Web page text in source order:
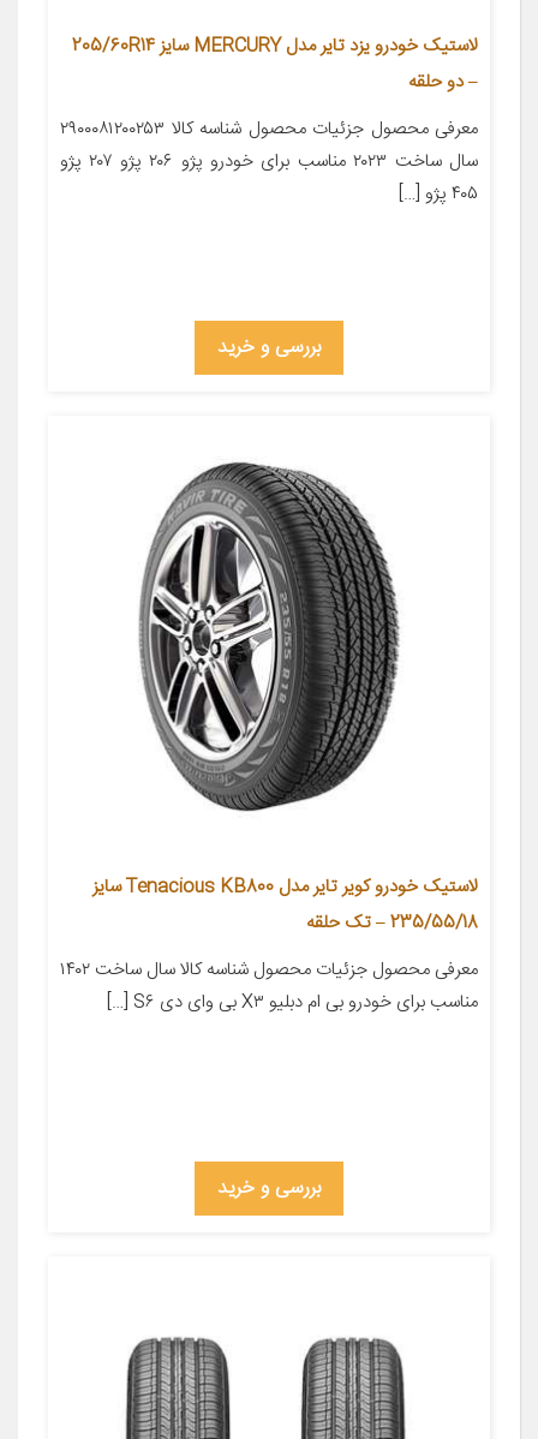
لاستیک خودرو یزد تایر مدل MERCURY سایز 205/60R14
– دو حلقه
معرفی محصول جزئیات محصول شناسه کالا ۲۹۰۰۰۸۱۲۰۰۲۵۳
سال ساخت ۲۰۲۳ مناسب برای خودرو پژو ۲۰۶ پژو ۲۰۷ پژو
۴۰۵ پژو […]
بررسی و خرید
لاستیک خودرو کویر تایر مدل Tenacious KB800 سایز
235/55/18 – تک حلقه
معرفی محصول جزئیات محصول شناسه کالا سال ساخت ۱۴۰۲
مناسب برای خودرو بی ام دبلیو X۳ بی وای دی S۶ […]
بررسی و خرید